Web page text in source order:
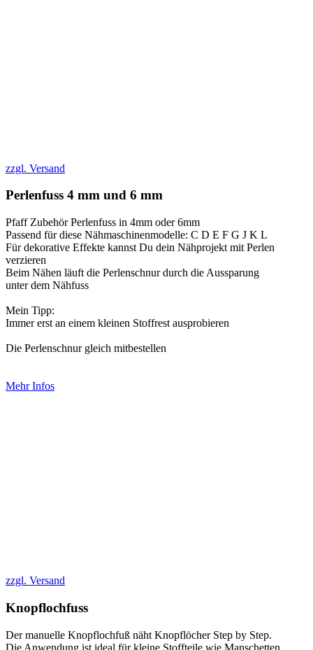
zzgl. Versand
Perlenfuss 4 mm und 6 mm
Pfaff Zubehör Perlenfuss in 4mm oder 6mm
Passend für diese Nähmaschinenmodelle: C D E F G J K L
Für dekorative Effekte kannst Du dein Nähprojekt mit Perlen
verzieren
Beim Nähen läuft die Perlenschnur durch die Aussparung
unter dem Nähfuss
Mein Tipp:
Immer erst an einem kleinen Stoffrest ausprobieren
Die Perlenschnur gleich mitbestellen
Mehr Infos
zzgl. Versand
Knopflochfuss
Der manuelle Knopflochfuß näht Knopflöcher Step by Step.
Die Anwendung ist ideal für kleine Stoffteile wie Manschetten,